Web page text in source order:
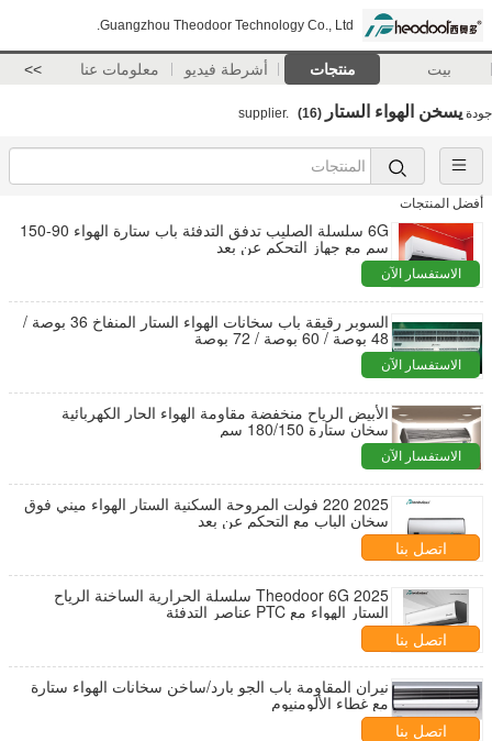
Guangzhou Theodoor Technology Co., Ltd.
بيت منتجات أشرطة فيديو معلومات عنا >>
جودة يسخن الهواء الستار (16)
أفضل المنتجات
6G سلسلة الصليب تدفق التدفئة باب ستارة الهواء 90-150
سم مع جهاز التحكم عن بعد
الاستفسار الآن
السوبر رقيقة باب سخانات الهواء الستار المنفاخ 36 بوصة /
48 بوصة / 60 بوصة / 72 بوصة
الاستفسار الآن
الأبيض الرياح منخفضة مقاومة الهواء الحار الكهربائية
سخان ستارة 180/150 سم
الاستفسار الآن
2025 220 فولت المروحة السكنية الستار الهواء ميني فوق
سخان الباب مع التحكم عن بعد
اتصل بنا
2025 Theodoor 6G سلسلة الحرارية الساخنة الرياح
الستار الهواء مع PTC عناصر التدفئة
اتصل بنا
نيران المقاومة باب الجو بارد/ساخن سخانات الهواء ستارة
مع غطاء الألومنيوم
اتصل بنا